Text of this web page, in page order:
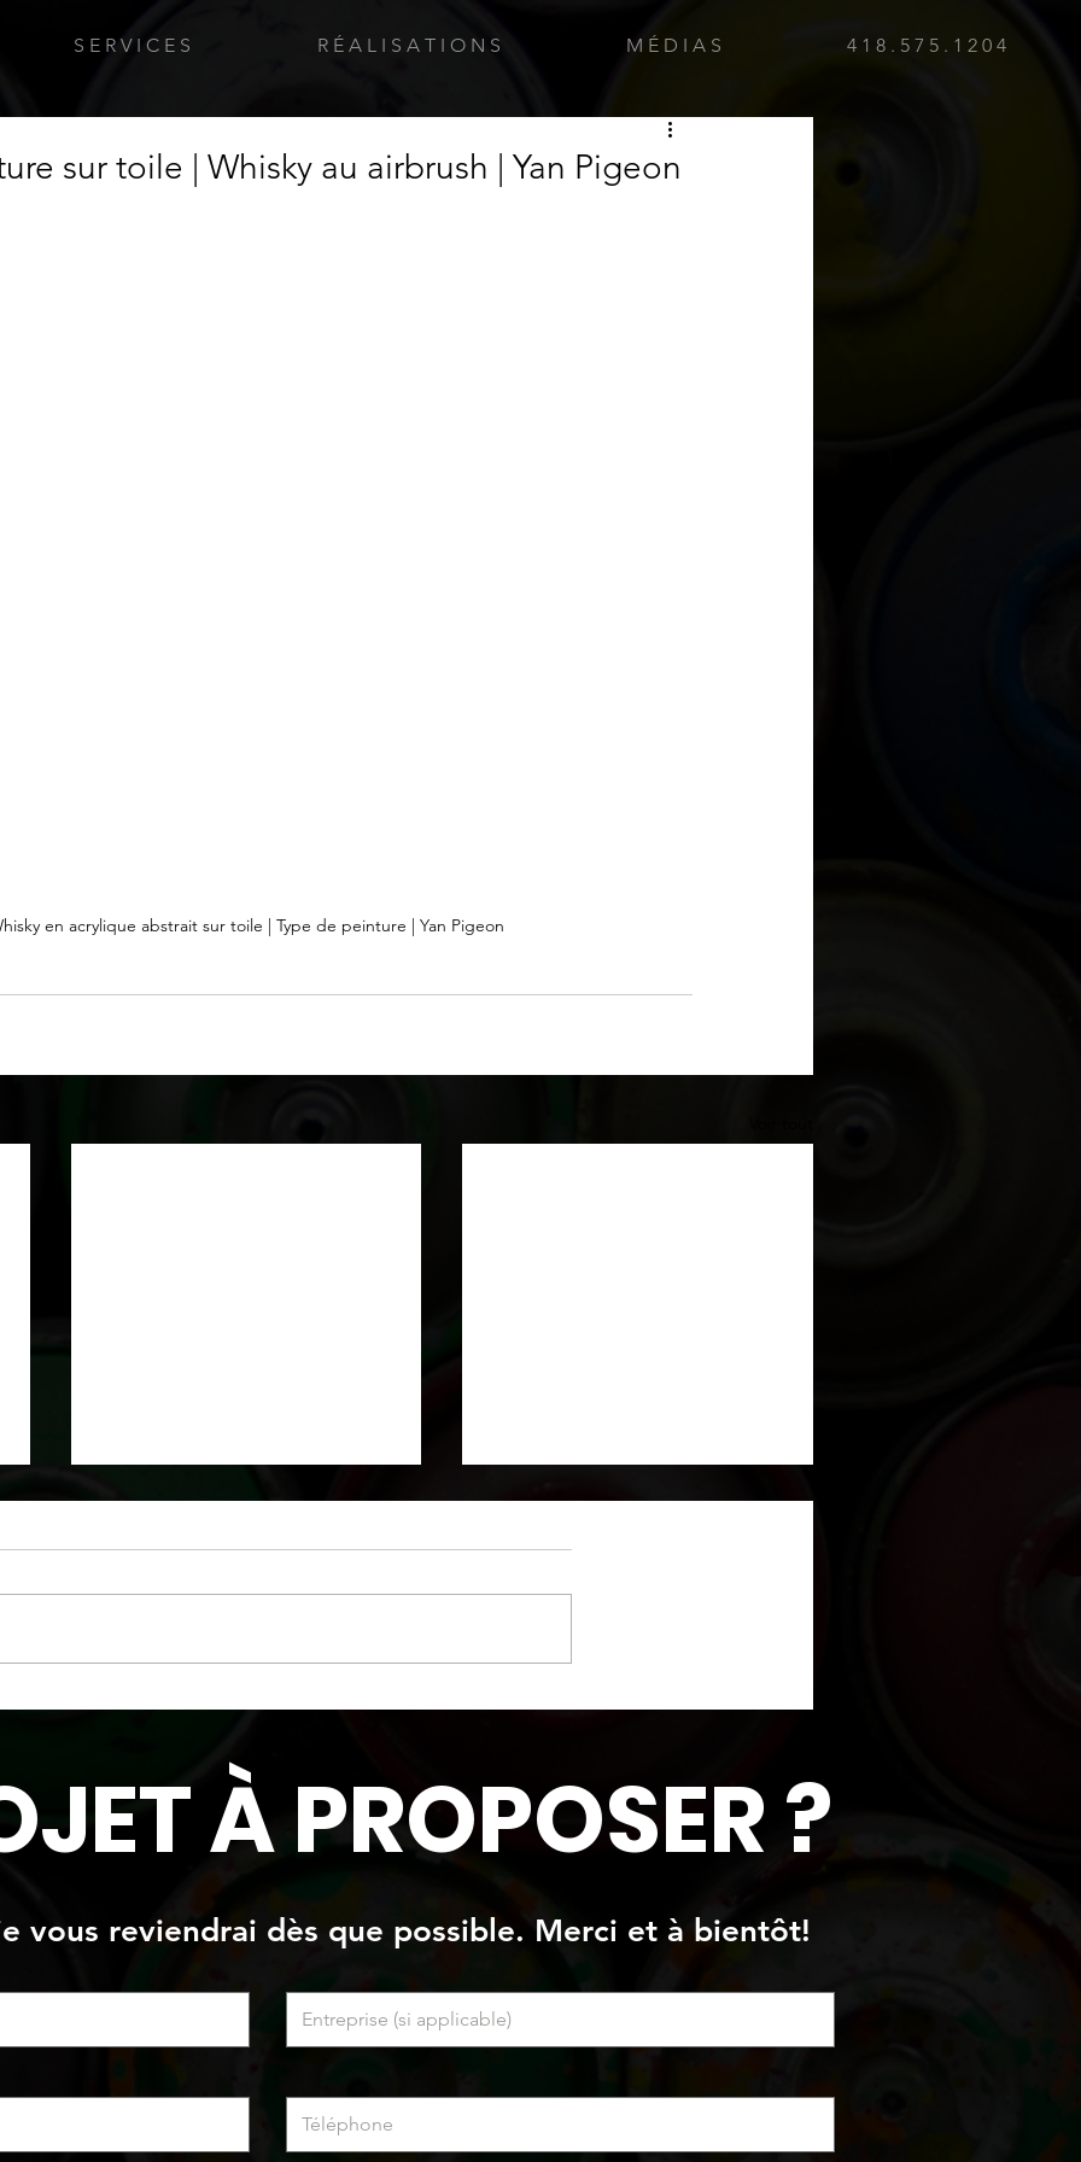
S E R V I C E S R É A L I S A T I O N S M É D I A S 4 1 8 . 5 7 5 . 1 2 0 4
sur toile | Whisky au airbrush | Yan Pigeon
en acrylique abstrait sur toile | Type de peinture | Yan Pigeon
À PROPOSER ?
vous reviendrai dès que possible. Merci et à bientôt!